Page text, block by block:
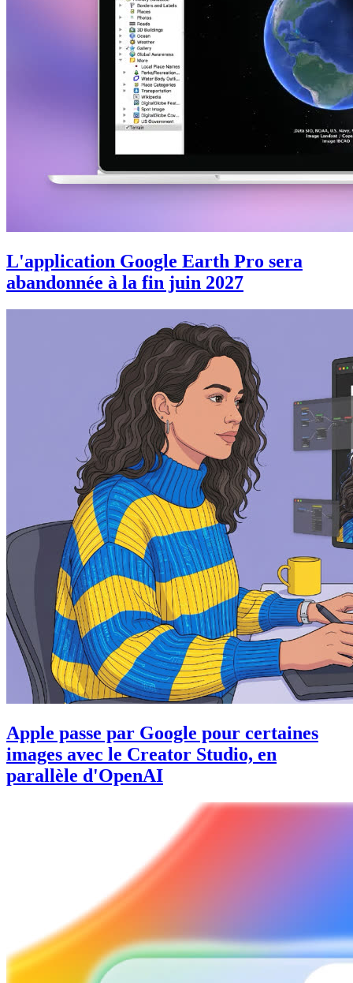
L'application Google Earth Pro sera
abandonnée à la fin juin 2027
Apple passe par Google pour certaines
images avec le Creator Studio, en
parallèle d'OpenAI